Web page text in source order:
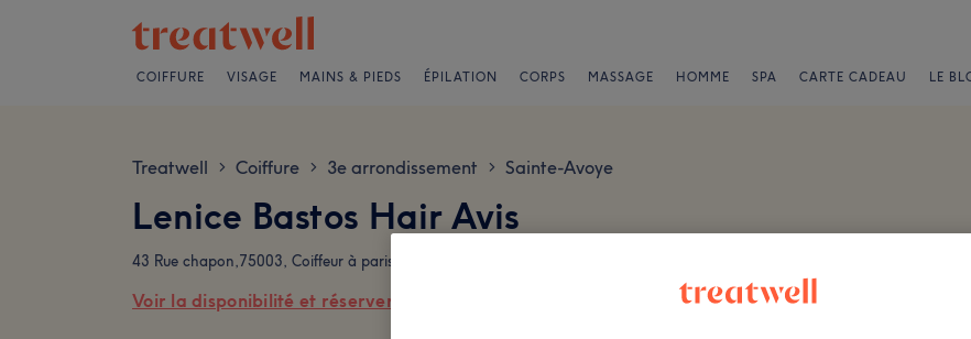
COIFFURE VISAGE MAINS & PIEDS ÉPILATION CORPS MASSAGE HOMME SPA CARTE CADEAU LE
Treatwell > Coiffure > 3e arrondissement > Sainte-Avoye
Lenice Bastos Hair Avis
43 Rue chapon,75003, Coiffeur à paris 3ème, 75003 Chatelet, paris 3ème arrondissement
Voir la disponibilité et réserver en ligne